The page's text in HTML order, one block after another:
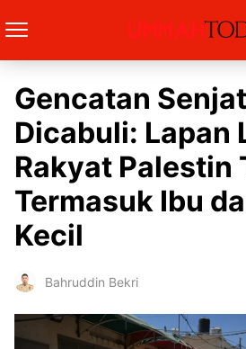
Gencatan
Dicabuli: Lapan
Rakyat Palestin
Termasuk Ibu
Kecil
Bahruddin Bekri